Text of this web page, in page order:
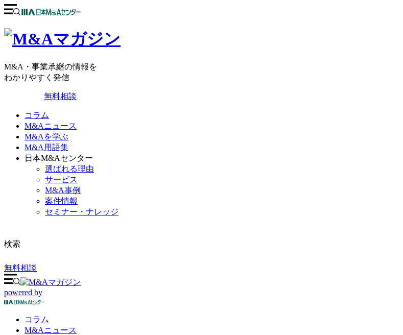
M&A・事業承継の情報を
わかりやすく発信
無料相談
コラム
M&Aニュース
M&Aを学ぶ
M&A用語集
日本M&Aセンター
選ばれる理由
サービス
M&A事例
案件情報
セミナー・ナレッジ
検索
無料相談
powered by
コラム
M&Aニュース